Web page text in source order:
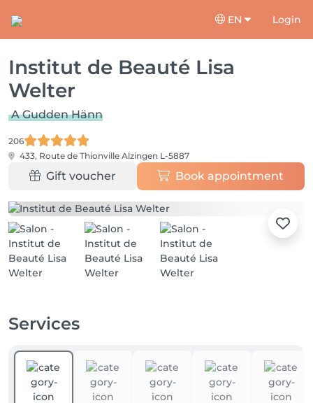
EN Login
Institut de Beauté Lisa
Welter
A Gudden Hänn
206
433, Route de Thionville Alzingen L-5887
Gift voucher Book appointment
Services